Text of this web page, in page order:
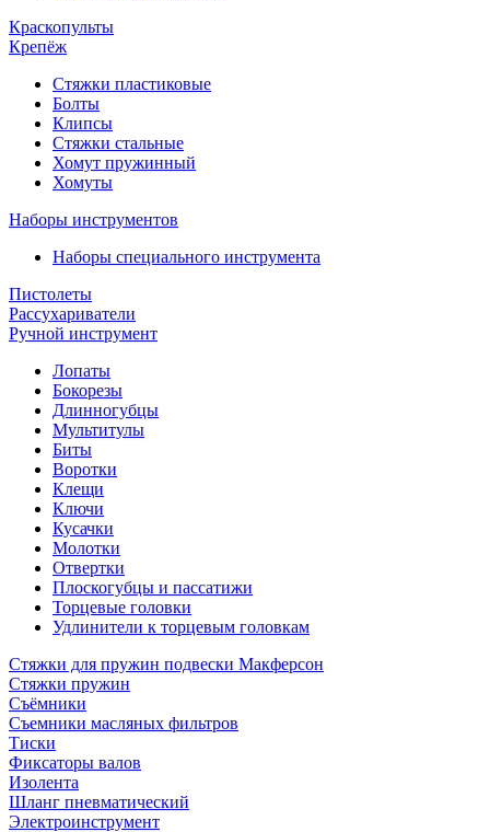
Краскопульты
Крепёж
Стяжки пластиковые
Болты
Клипсы
Стяжки стальные
Хомут пружинный
Хомуты
Наборы инструментов
Наборы специального инструмента
Пистолеты
Рассухариватели
Ручной инструмент
Лопаты
Бокорезы
Длинногубцы
Мультитулы
Биты
Воротки
Клещи
Ключи
Кусачки
Молотки
Отвертки
Плоскогубцы и пассатижи
Торцевые головки
Удлинители к торцевым головкам
Стяжки для пружин подвески Макферсон
Стяжки пружин
Съёмники
Съемники масляных фильтров
Тиски
Фиксаторы валов
Изолента
Шланг пневматический
Электроинструмент